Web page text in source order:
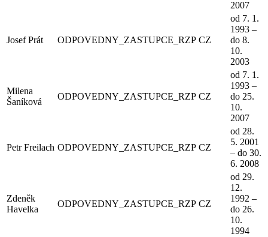
2007
Josef Prát ODPOVEDNY_ZASTUPCE_RZP CZ
od 7. 1.
1993 –
do 8.
10.
2003
Milena
Šaníková
ODPOVEDNY_ZASTUPCE_RZP CZ
od 7. 1.
1993 –
do 25.
10.
2007
Petr Freilach ODPOVEDNY_ZASTUPCE_RZP CZ
od 28.
5. 2001
– do 30.
6. 2008
Zdeněk
Havelka
ODPOVEDNY_ZASTUPCE_RZP CZ
od 29.
12.
1992 –
do 26.
10.
1994